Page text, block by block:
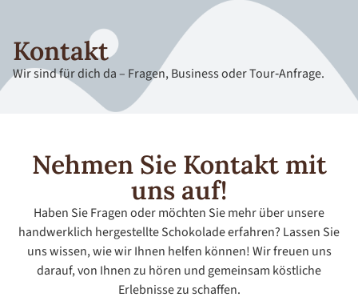
Kontakt
Wir sind für dich da – Fragen, Business oder Tour‑Anfrage.
Nehmen Sie Kontakt mit
uns auf!
Haben Sie Fragen oder möchten Sie mehr über unsere
handwerklich hergestellte Schokolade erfahren? Lassen Sie
uns wissen, wie wir Ihnen helfen können! Wir freuen uns
darauf, von Ihnen zu hören und gemeinsam köstliche
Erlebnisse zu schaffen.